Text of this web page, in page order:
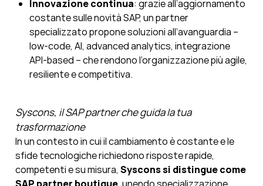
Innovazione continua: grazie all’aggiornamento
costante sulle novità SAP, un partner
specializzato propone soluzioni all’avanguardia –
low-code, AI, advanced analytics, integrazione
API-based – che rendono l’organizzazione più agile,
resiliente e competitiva.
Syscons, il SAP partner che guida la tua
trasformazione
In un contesto in cui il cambiamento è costante e le
sfide tecnologiche richiedono risposte rapide,
competenti e su misura, Syscons si distingue come